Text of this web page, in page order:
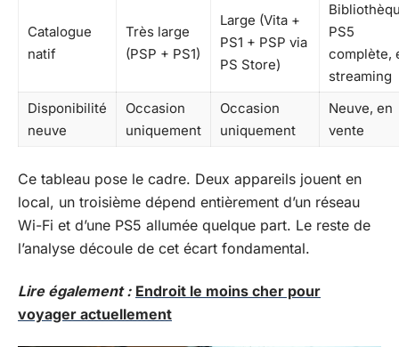
Catalogue
natif
Très large
(PSP + PS1)
Large (Vita +
PS1 + PSP via
PS Store)
PS5
complète,
streaming
Disponibilité
neuve
Occasion
uniquement
Occasion
uniquement
Neuve, en
vente
Ce tableau pose le cadre. Deux appareils jouent en
local, un troisième dépend entièrement d’un réseau
Wi-Fi et d’une PS5 allumée quelque part. Le reste de
l’analyse découle de cet écart fondamental.
Lire également : Endroit le moins cher pour
voyager actuellement